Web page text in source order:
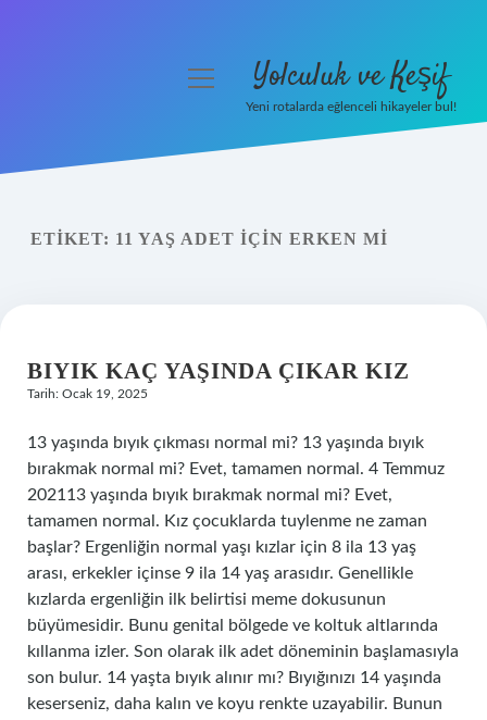
Yasal Uyarı
menüyü Yolculuk ve Keşif
Yeni rotalarda eğlenceli hikayeler bul!
ETIKET: 11 YAŞ ADET IÇIN ERKEN MI
BIYIK KAÇ YAŞINDA ÇIKAR KIZ
Tarih: Ocak 19, 2025
13 yaşında bıyık çıkması normal mi? 13 yaşında bıyık
bırakmak normal mi? Evet, tamamen normal. 4 Temmuz
202113 yaşında bıyık bırakmak normal mi? Evet,
tamamen normal. Kız çocuklarda tuylenme ne zaman
başlar? Ergenliğin normal yaşı kızlar için 8 ila 13 yaş
arası, erkekler içinse 9 ila 14 yaş arasıdır. Genellikle
kızlarda ergenliğin ilk belirtisi meme dokusunun
büyümesidir. Bunu genital bölgede ve koltuk altlarında
kıllanma izler. Son olarak ilk adet döneminin başlamasıyla
son bulur. 14 yaşta bıyık alınır mı? Bıyığınızı 14 yaşında
keserseniz, daha kalın ve koyu renkte uzayabilir. Bunun